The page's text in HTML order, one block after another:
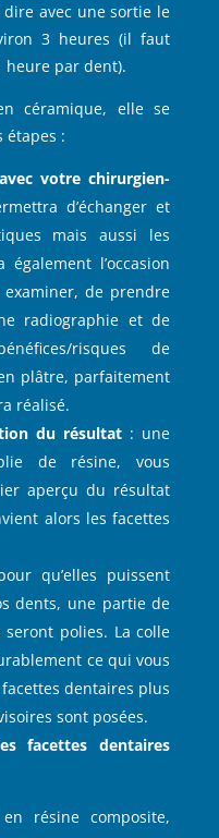
dire avec une sortie le
3 heures (il faut
heure par dent).
céramique, elle se
étapes :
votre chirurgien-
d’échanger et
mais aussi les
l’occasion
de prendre
radiographie et de
risques de
plâtre, parfaitement
réalisé.
du résultat : une
de résine, vous
aperçu du résultat
alors les facettes
qu’elles puissent
dents, une partie de
polies. La colle
ce qui vous
dentaires plus
sont posées.
facettes dentaires
résine composite,